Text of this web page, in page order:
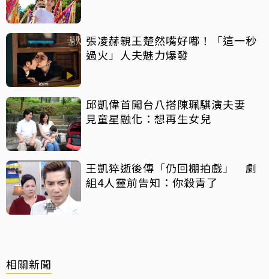
張凌赫親王楚然嘴好嘟！「這一秒
過火」人夫魅力爆發
邱凱偉首闖台八搭陳珮騏演夫妻
見童星融化：想再生女兒
王凱猝逝後傳「仍回棚拍戲」 劇
組4人靈前告知：你殺青了
相關新聞